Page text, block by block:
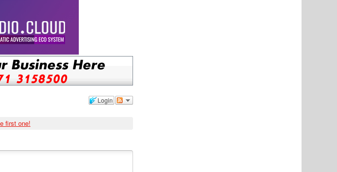
Login
first one!